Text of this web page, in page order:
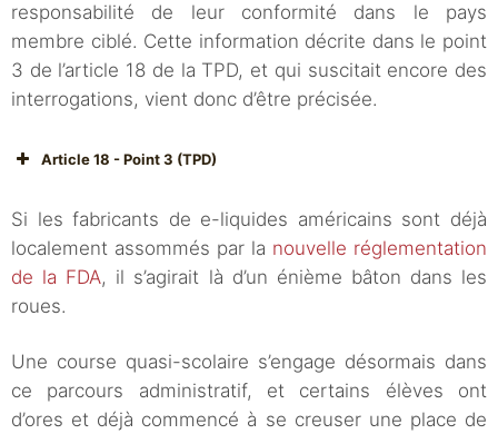
responsabilité de leur conformité dans le pays
membre ciblé. Cette information décrite dans le point
3 de l’article 18 de la TPD, et qui suscitait encore des
interrogations, vient donc d’être précisée.
Article 18 - Point 3 (TPD)
Si les fabricants de e-liquides américains sont déjà
localement assommés par la nouvelle réglementation
de la FDA, il s’agirait là d’un énième bâton dans les
roues.
Une course quasi-scolaire s’engage désormais dans
ce parcours administratif, et certains élèves ont
d’ores et déjà commencé à se creuser une place de